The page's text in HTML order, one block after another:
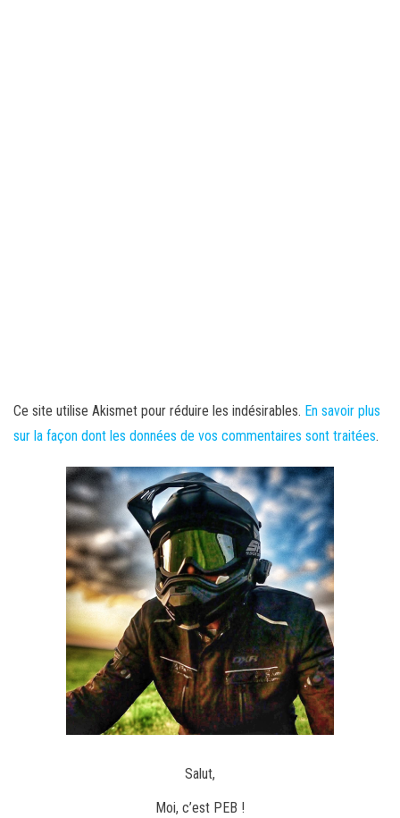
Ce site utilise Akismet pour réduire les indésirables. En savoir plus
sur la façon dont les données de vos commentaires sont traitées.
Salut,
Moi, c’est PEB !